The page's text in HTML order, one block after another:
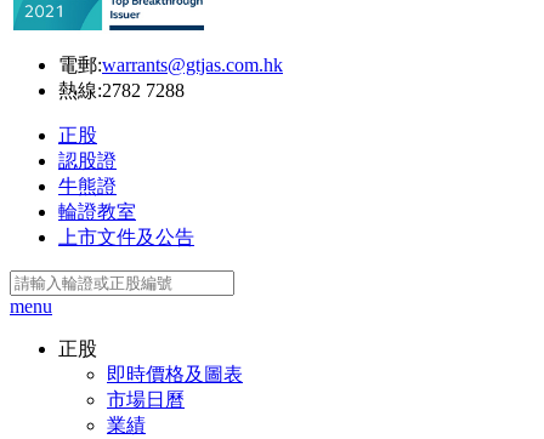
電郵:warrants@gtjas.com.hk
熱線:2782 7288
正股
認股證
牛熊證
輪證教室
上市文件及公告
menu
正股
即時價格及圖表
市場日曆
業績